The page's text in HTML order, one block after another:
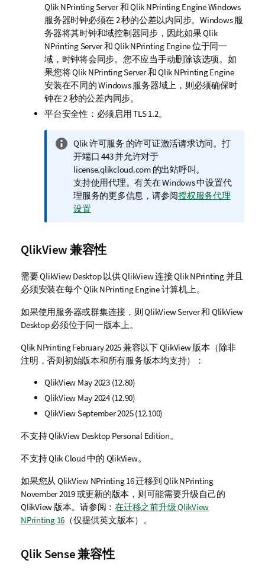
Qlik NPrinting Server和Qlik NPrinting EngineWindows
服务器时钟必须在 2 秒的公差以内同步。Windows 服
务器将其时钟和域控制器同步，因此如果Qlik
NPrinting Server和Qlik NPrinting Engine位于同一
域，时钟将会同步。您不应当手动删除该选项。如
果您将Qlik NPrinting Server和Qlik NPrinting Engine
安装在不同的 Windows 服务器域上，则必须确保时
钟在 2 秒的公差内同步。
平台安全性：必须启用 TLS 1.2。
信
息
注
释
Qlik 许可服务 的许可证激活请求访问。打
开端口 443 并允许对于
license.qlikcloud.com的出站呼叫。
支持使用代理。有关在 Windows 中设置代
理服务的更多信息，请参阅授权服务代理
设置
QlikView兼容性
需要QlikView Desktop以供QlikView连接Qlik NPrinting并且
必须安装在每个Qlik NPrinting Engine计算机上。
如果使用服务器或群集连接，则QlikView Server和 QlikView
Desktop必须位于同一版本上。
Qlik NPrintingFebruary 2025 兼容以下QlikView版本（除非
注明，否则初始版本和所有服务版本均支持）：
QlikView May 2023 (12.80)
QlikView May 2024 (12.90)
QlikViewSeptember 2025 (12.100)
不支持QlikView Desktop Personal Edition。
不支持Qlik Cloud中的 QlikView。
如果您从 QlikView NPrinting 16迁移到Qlik NPrinting
November 2019 或更新的版本，则可能需要升级自己的
QlikView 版本。请参阅： 在迁移之前升级 QlikView
NPrinting 16 （仅提供英文版本） 。
Qlik Sense兼容性